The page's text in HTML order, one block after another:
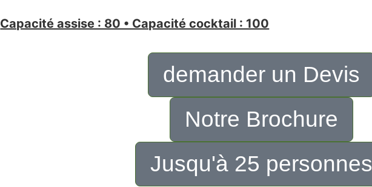
Capacité assise : 80 • Capacité cocktail : 100
demander un Devis
Notre Brochure
Jusqu'à 25 personnes